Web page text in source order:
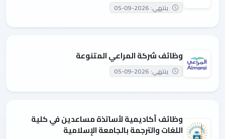
ينتهي: 2026-09-05
وظائف شركة المراعي المتنوعة
ينتهي: 2026-09-05
وظائف أكاديمية لأساتذة مساعدين في كلية
اللغات والترجمة بالجامعة الإسلامية